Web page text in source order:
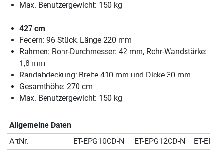
Max. Benutzergewicht: 150 kg
427 cm
Federn: 96 Stück, Länge 220 mm
Rahmen: Rohr-Durchmesser: 42 mm, Rohr-Wandstärke:
1,8 mm
Randabdeckung: Breite 410 mm und Dicke 30 mm
Gesamthöhe: 270 cm
Max. Benutzergewicht: 150 kg
Allgemeine Daten
ArtNr.
ET-EPG10CD-N ET-EPG12CD-N
ET-